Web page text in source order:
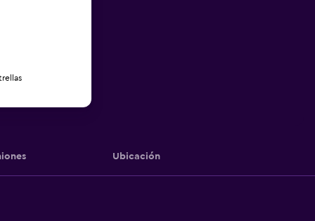
Ubicación